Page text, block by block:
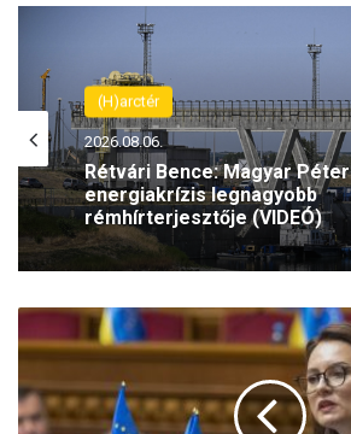
(H)arctér
2026.08.06.
Rétvári Bence: Magyar
energiakrízis legnagyobb
(H)arctér
2026.08.06.
Szeptemberben folytatódik
mentelmi jog védi
j
a
p